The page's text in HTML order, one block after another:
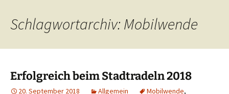
Schlagwortarchiv: Mobilwende
Erfolgreich beim Stadtradeln 2018
20. September 2018 Allgemein Mobilwende,